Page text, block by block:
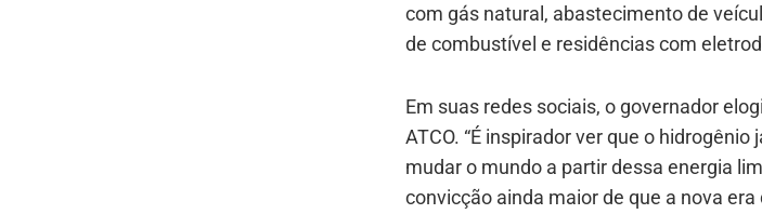
com gás natural, abastecimento de
de combustível e residências com
Em suas redes sociais, o governador
ATCO. “É inspirador ver que o
mudar o mundo a partir dessa energia
convicção ainda maior de que a nova